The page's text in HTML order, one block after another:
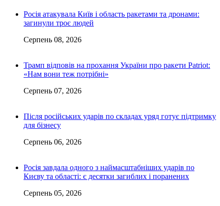
Росія атакувала Київ і область ракетами та дронами:
загинули троє людей
Серпень 08, 2026
Трамп відповів на прохання України про ракети Patriot:
«Нам вони теж потрібні»
Серпень 07, 2026
Після російських ударів по складах уряд готує підтримку
для бізнесу
Серпень 06, 2026
Росія завдала одного з наймасштабніших ударів по
Києву та області: є десятки загиблих і поранених
Серпень 05, 2026